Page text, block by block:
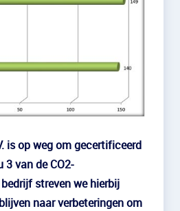
is op weg om gecertificeerd
3 van de CO2-
streven we hierbij
naar verbeteringen om